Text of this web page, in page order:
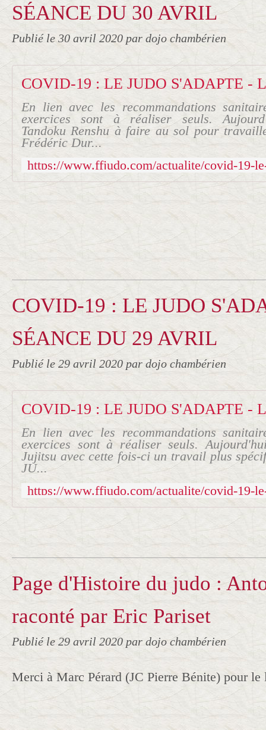
SÉANCE DU 30 AVRIL
Publié le 30 avril 2020 par dojo chambérien
En lien avec les recommandations
exercices sont à réaliser seuls.
Tandoku Renshu à faire au sol pour
Frédéric Dur...
COVID-19 : LE JUDO
SÉANCE DU 29 AVRIL
Publié le 29 avril 2020 par dojo chambérien
En lien avec les recommandations
exercices sont à réaliser seuls.
Jujitsu avec cette fois-ci un travail plus
JU...
Page d'Histoire du judo :
raconté par Eric Pariset
Publié le29 avril 2020 par dojo chambérien
Merci à Marc Pérard (JC Pierre Bénite) pour le